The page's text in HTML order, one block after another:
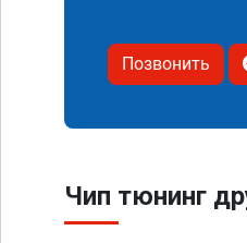
Позвонить
Чип тюнинг